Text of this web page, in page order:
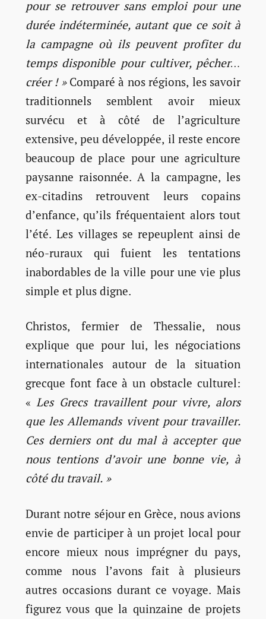
pour se retrouver sans emploi pour une
durée indéterminée, autant que ce soit à
la campagne où ils peuvent profiter du
temps disponible pour cultiver, pêcher…
créer ! »Comparé à nos régions, les savoir
traditionnels semblent avoir mieux
survécu et à côté de l’agriculture
extensive, peu développée, il reste encore
beaucoup de place pour une agriculture
paysanne raisonnée. A la campagne, les
ex-citadins retrouvent leurs copains
d’enfance, qu’ils fréquentaient alors tout
l’été. Les villages se repeuplent ainsi de
néo-ruraux qui fuient les tentations
inabordables de la ville pour une vie plus
simple et plus digne.
Christos, fermier de Thessalie, nous
explique que pour lui, les négociations
internationales autour de la situation
grecque font face à un obstacle culturel:
«Les Grecs travaillent pour vivre, alors
que les Allemands vivent pour travailler.
Ces derniers ont du mal à accepter que
nous tentions d’avoir une bonne vie, à
côté du travail. »
Durant notre séjour en Grèce, nous avions
envie de participer à un projet local pour
encore mieux nous imprégner du pays,
comme nous l’avons fait à plusieurs
autres occasions durant ce voyage. Mais
figurez vous que la quinzaine de projets